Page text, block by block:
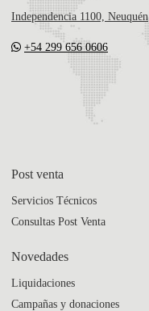
Independencia 1100, Neuquén
+54 299 656 0606
Post venta
Servicios Técnicos
Consultas Post Venta
Novedades
Liquidaciones
Campañas y donaciones